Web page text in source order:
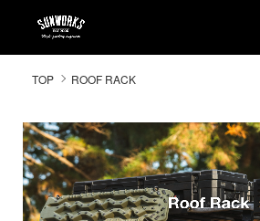
SUNWORKS 公式オンラインショップ
TOP ROOF RACK